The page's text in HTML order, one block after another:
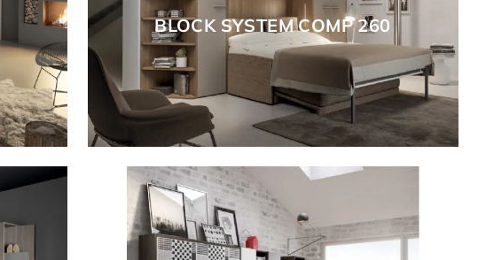
BLOCK SYSTEM COMP 260